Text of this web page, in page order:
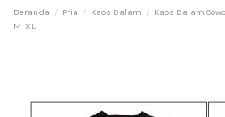
Beranda Pria Kaos Dalam
Kaos Dalam
M-XL